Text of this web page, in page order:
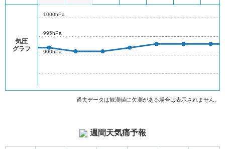
気圧
グラフ
990hPa
995hPa
1000hPa
過去データは観測値に欠測がある場合は表示されません。
週間天気痛予報